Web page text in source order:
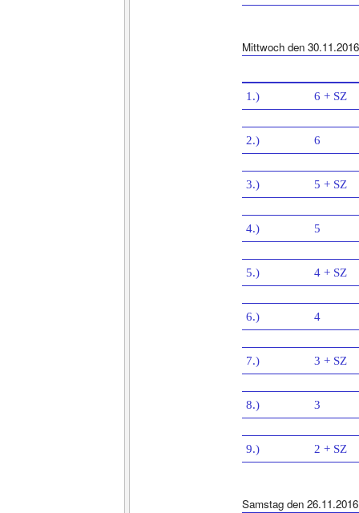
Mittwoch den 30.11.2016
1.) 6 + SZ
2.) 6
3.) 5 + SZ
4.) 5
5.) 4 + SZ
6.) 4
7.) 3 + SZ
8.) 3
9.) 2 + SZ
Samstag den 26.11.2016